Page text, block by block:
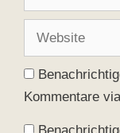
Adresse
Kommentare